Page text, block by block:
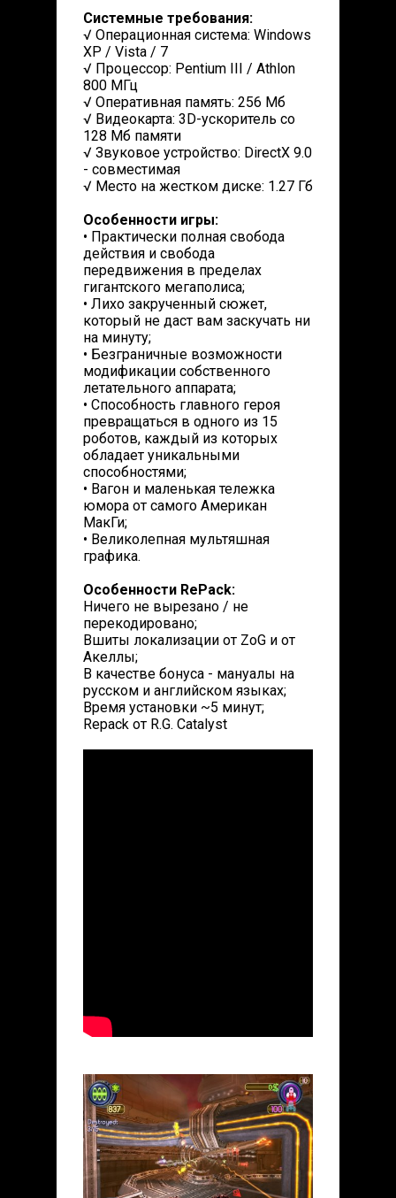
Системные требования:
√ Операционная система: Windows
XP / Vista / 7
√ Процессор: Pentium III / Athlon
800 МГц
√ Оперативная память: 256 Mб
√ Видеокарта: 3D-ускоритель со
128 Мб памяти
√ Звуковое устройство: DirectX 9.0
- совместимая
√ Место на жестком диске: 1.27 Гб
Особенности игры:
• Практически полная свобода
действия и свобода
передвижения в пределах
гигантского мегаполиса;
• Лихо закрученный сюжет,
который не даст вам заскучать ни
на минуту;
• Безграничные возможности
модификации собственного
летательного аппарата;
• Способность главного героя
превращаться в одного из 15
роботов, каждый из которых
обладает уникальными
способностями;
• Вагон и маленькая тележка
юмора от самого Американ
МакГи;
• Великолепная мультяшная
графика.
Особенности RePack:
Ничего не вырезано / не
перекодировано;
Вшиты локализации от ZoG и от
Акеллы;
В качестве бонуса - мануалы на
русском и английском языках;
Время установки ~5 минут;
Repack от R.G. Catalyst